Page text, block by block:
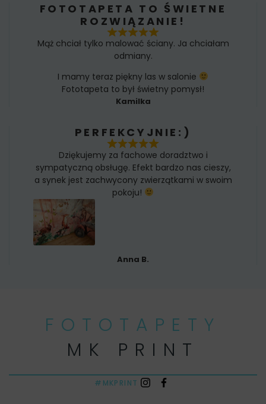
FOTOTAPETA TO ŚWIETNE
ROZWIĄZANIE!
Mąż chciał tylko malować ściany. Ja chciałam
odmiany.
I mamy teraz piękny las w salonie
Fototapeta to był świetny pomysł!
Kamilka
PERFEKCYJNIE:)
Dziękujemy za fachowe doradztwo i
sympatyczną obsługę. Efekt bardzo nas cieszy,
a synek jest zachwycony zwierzątkami w swoim
pokoju!
Anna B.
FOTOTAPETY
MK PRINT
#MKPRINT